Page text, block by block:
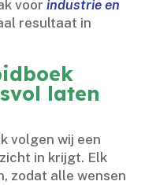
voorindustrie en
resultaat in
laten
volgen wij een
in krijgt.​ Elk
zodat alle wensen